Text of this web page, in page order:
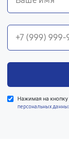
Нажимая на
персональных